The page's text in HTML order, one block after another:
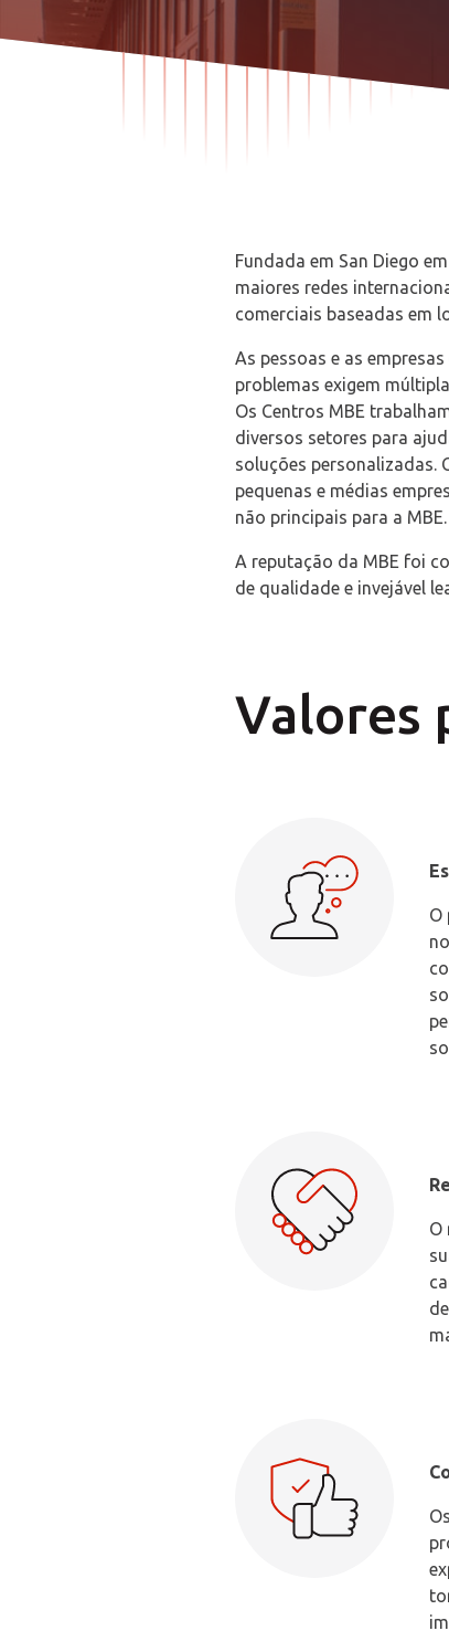
Fundada em San Diego
maiores redes
comerciais baseadas em
As pessoas e as
problemas exigem
Os Centros MBE
diversos setores para
soluções personalizadas.
pequenas e médias
não principais para a MBE.
A reputação da MBE foi
de qualidade e invejável
Valores
O
O